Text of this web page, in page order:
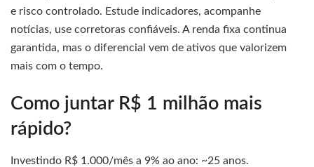
e risco controlado. Estude indicadores, acompanhe
notícias, use corretoras confiáveis. A renda fixa continua
garantida, mas o diferencial vem de ativos que valorizem
mais com o tempo.
Como juntar R$ 1 milhão mais
rápido?
Investindo R$ 1.000/mês a 9% ao ano: ~25 anos.